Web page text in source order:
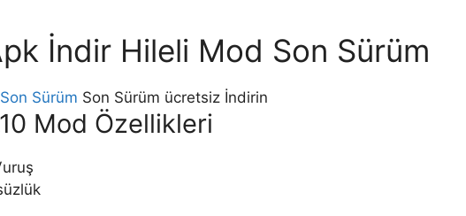
İndir Hileli Mod Son Sürüm
Sürüm Son Sürüm ücretsiz İndirin
Mod Özellikleri